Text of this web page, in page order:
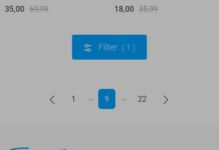
35,00 69,99
18,00 35,99
Filter 1
1 9 22